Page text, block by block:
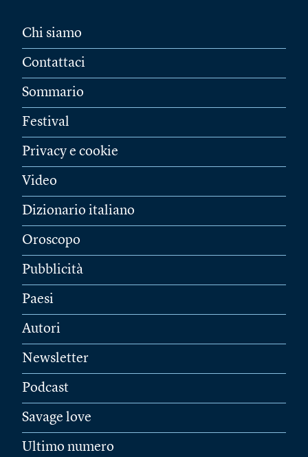
Chi siamo
Contattaci
Sommario
Festival
Privacy e cookie
Video
Dizionario italiano
Oroscopo
Pubblicità
Paesi
Autori
Newsletter
Podcast
Savage love
Ultimo numero